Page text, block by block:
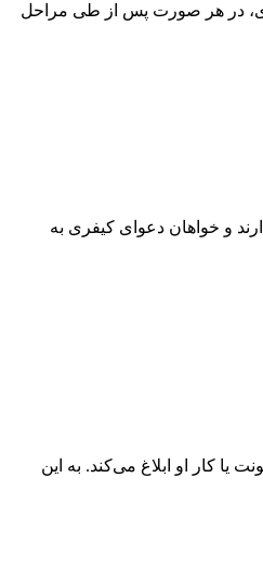
در هر صورت پس از طی مراحل
و خواهان دعوای کیفری به
کار او ابلاغ می‌کند. به این